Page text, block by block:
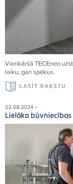
Vienkāršā TECEneo
laiku, gan spēkus.
LASĪT RAKSTU
02.08.2024 –
Lielāka